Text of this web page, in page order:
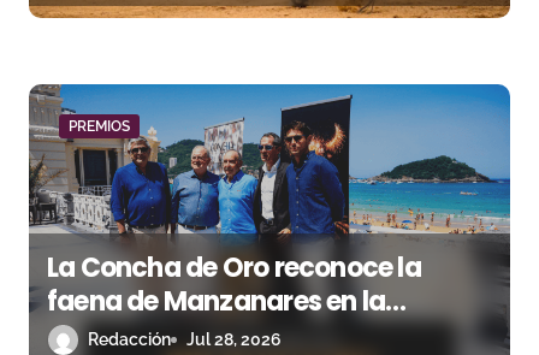
a
d
a
s
PREMIOS
La Concha de Oro reconoce la
faena de Manzanares en la
Semana Grande 2025
Redacción Jul 28, 2026